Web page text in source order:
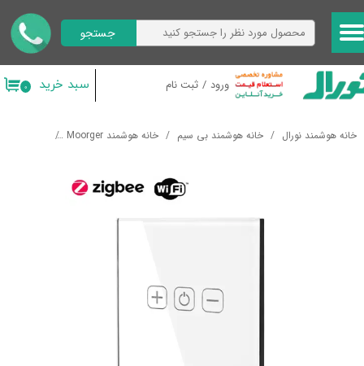
ورود / ثبت نام
حساب کاربری من
تغییر گذر واژه
خروج از حساب کاربری
جستجو
۰ سبد خرید
خانه هوشمند نورال خانه هوشمند بی سیم خانه هوشمند Moorger